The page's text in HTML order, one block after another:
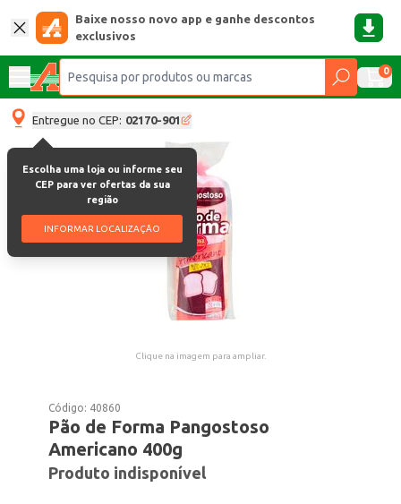
Baixe nosso novo app e ganhe descontos
exclusivos
0
Entregue no CEP: 02170-901
Escolha uma loja ou informe seu
CEP para ver ofertas da sua
região
INFORMAR LOCALIZAÇÃO
Clique na imagem para ampliar.
Código: 40860
Pão de Forma Pangostoso
Americano 400g
Produto indisponível